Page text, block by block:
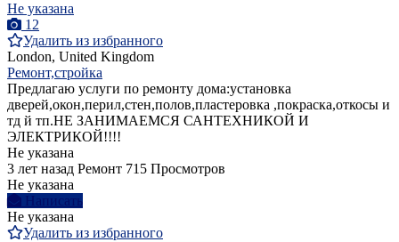
Не указана
12
Удалить из избранного
London, United Kingdom
Ремонт,стройка
Предлагаю услуги по ремонту дома:установка
дверей,окон,перил,стен,полов,пластеровка ,покраска,откосы и
тд й тп.НЕ ЗАНИМАЕМСЯ САНТЕХНИКОЙ И
ЭЛЕКТРИКОЙ!!!!
Не указана
3 лет назад Ремонт 715 Просмотров
Не указана
Написать
Не указана
Удалить из избранного